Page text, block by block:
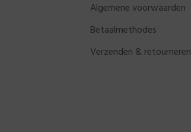
Algemene voorwaarden
Betaalmethodes
Verzenden & retourneren